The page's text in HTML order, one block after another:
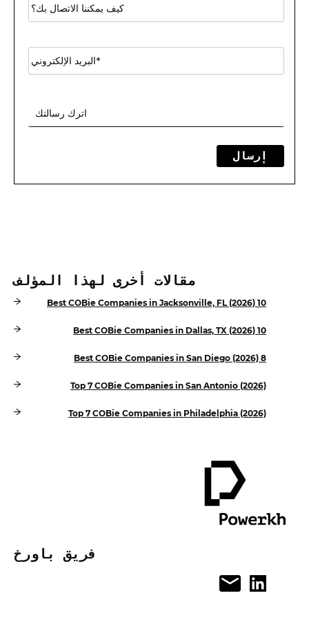
إرسال
مقالات أخرى لهذا المؤلف
10 Best COBie Companies in Jacksonville, FL (2026)
10 Best COBie Companies in Dallas, TX (2026)
8 Best COBie Companies in San Diego (2026)
Top 7 COBie Companies in San Antonio (2026)
Top 7 COBie Companies in Philadelphia (2026)
فريق باورخ